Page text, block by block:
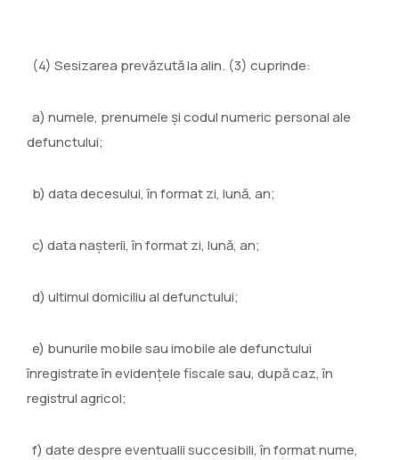
(4) Sesizarea prevăzută la alin. (3) cuprinde:
a) numele, prenumele şi codul numeric personal ale
defunctului;
b) data decesului, în format zi, lună, an;
c) data naşterii, în format zi, lună, an;
d) ultimul domiciliu al defunctului;
e) bunurile mobile sau imobile ale defunctului
înregistrate în evidenţele fiscale sau, după caz, în
registrul agricol;
f) date despre eventualii succesibili, în format nume,